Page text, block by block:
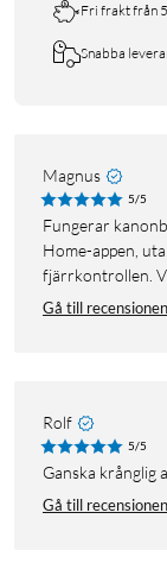
Fri frakt från
Snabba
Magnus
5/5
Fungerar kanonbra, MEN... Installera inte med hjälp av Google
Home-appen,
fjärrkontrollen.
Gå till recensionen
Rolf
5/5
Ganska
Gå till recensionen